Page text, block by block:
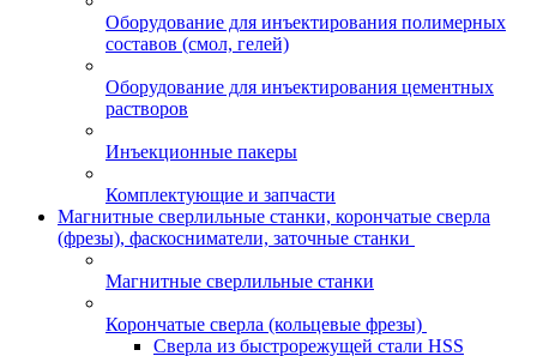
Оборудование для инъектирования полимерных
составов (смол, гелей)
Оборудование для инъектирования цементных
растворов
Инъекционные пакеры
Комплектующие и запчасти
Магнитные сверлильные станки, корончатые сверла
(фрезы), фаскосниматели, заточные станки
Магнитные сверлильные станки
Корончатые сверла (кольцевые фрезы)
Сверла из быстрорежущей стали HSS